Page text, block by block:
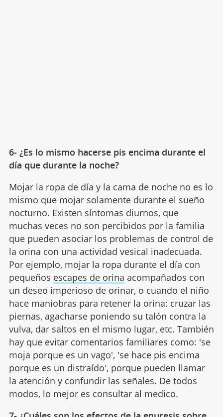
6- ¿Es lo mismo hacerse pis encima durante el
día que durante la noche?
Mojar la ropa de día y la cama de noche no es lo
mismo que mojar solamente durante el sueño
nocturno. Existen síntomas diurnos, que
muchas veces no son percibidos por la familia
que pueden asociar los problemas de control de
la orina con una actividad vesical inadecuada.
Por ejemplo, mojar la ropa durante el día con
pequeños escapes de orina acompañados con
un deseo imperioso de orinar, o cuando el niño
hace maniobras para retener la orina: cruzar las
piernas, agacharse poniendo su talón contra la
vulva, dar saltos en el mismo lugar, etc. También
hay que evitar comentarios familiares como: 'se
moja porque es un vago', 'se hace pis encima
porque es un distraído', porque pueden llamar
la atención y confundir las señales. De todos
modos, lo mejor es consultar al medico.